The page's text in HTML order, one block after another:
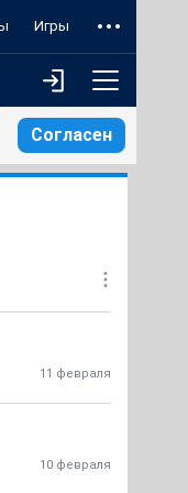
Игры
Согласен
11 февраля
10 февраля